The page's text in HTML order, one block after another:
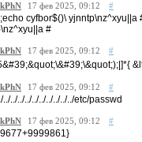
17 фев 2025, 09:12 #
cyfbor$()\
#
17 фев 2025, 09:12 #
17 фев 2025, 09:12 #
../../../../../../../../../../etc/passwd
17 фев 2025, 09:12 #